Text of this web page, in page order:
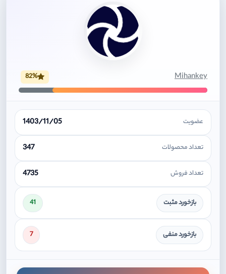
Mihankey
82%
عضویت 1403/11/05
تعداد محصولات 347
تعداد فروش 4735
بازخورد مثبت 41
بازخورد منفی 7